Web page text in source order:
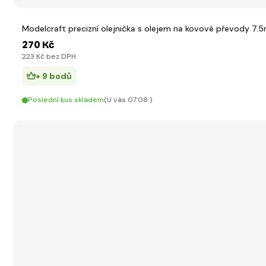
Modelcraft precizní olejnička s olejem na kovové převody
270 Kč
223 Kč bez DPH
+ 9 bodů
Poslední kus skladem(U vás 07.08.)